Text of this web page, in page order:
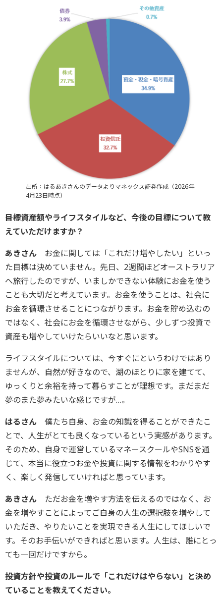
出所：はるあきさんのデータよりマネックス証券作成（2026年
4月23日時点）
――目標資産額やライフスタイルなど、今後の目標について教
えていただけますか？
あきさん お金に関しては「これだけ増やしたい」といっ
た目標は決めていません。先日、2週間ほどオーストラリア
へ旅行したのですが、いましかできない体験にお金を使う
ことも大切だと考えています。お金を使うことは、社会に
お金を循環させることにつながります。お金を貯め込むの
ではなく、社会にお金を循環させながら、少しずつ投資で
資産も増やしていけたらいいなと思います。
ライフスタイルについては、今すぐにというわけではあり
ませんが、自然が好きなので、湖のほとりに家を建てて、
ゆっくりと余裕を持って暮らすことが理想です。まだまだ
夢のまた夢みたいな感じですが…。
はるさん 僕たち自身、お金の知識を得ることができたこ
とで、人生がとても良くなっているという実感があります。
そのため、自身で運営しているマネースクールやSNSを通
じて、本当に役立つお金や投資に関する情報をわかりやす
く、楽しく発信していければと思っています。
あきさん ただお金を増やす方法を伝えるのではなく、お
金を増やすことによってご自身の人生の選択肢を増やして
いただき、やりたいことを実現できる人生にしてほしいで
す。そのお手伝いができればと思います。人生は、誰にとっ
ても一回だけですから。
――投資方針や投資のルールで「これだけはやらない」と決め
ていることを教えてください。